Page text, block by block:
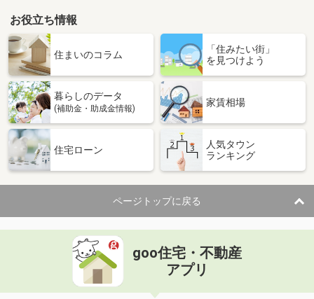
お役立ち情報
住まいのコラム
「住みたい街」
を見つけよう
暮らしのデータ
(補助金・助成金情報)
家賃相場
住宅ローン
人気タウン
ランキング
ページトップに戻る
goo住宅・不動産
アプリ